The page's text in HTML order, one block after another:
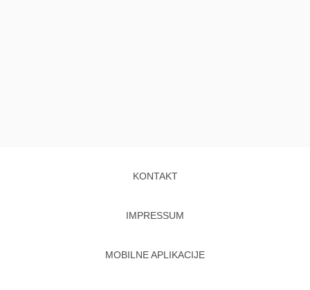
KONTAKT
IMPRESSUM
MOBILNE APLIKACIJE